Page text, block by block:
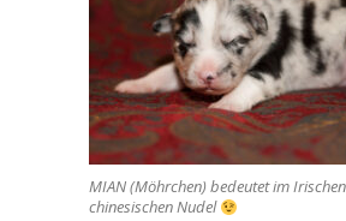
MIAN (Möhrchen) bedeutet im
chinesischen Nudel